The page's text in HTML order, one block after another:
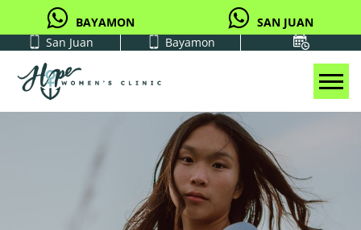
BAYAMON
SAN JUAN
San Juan
Bayamon